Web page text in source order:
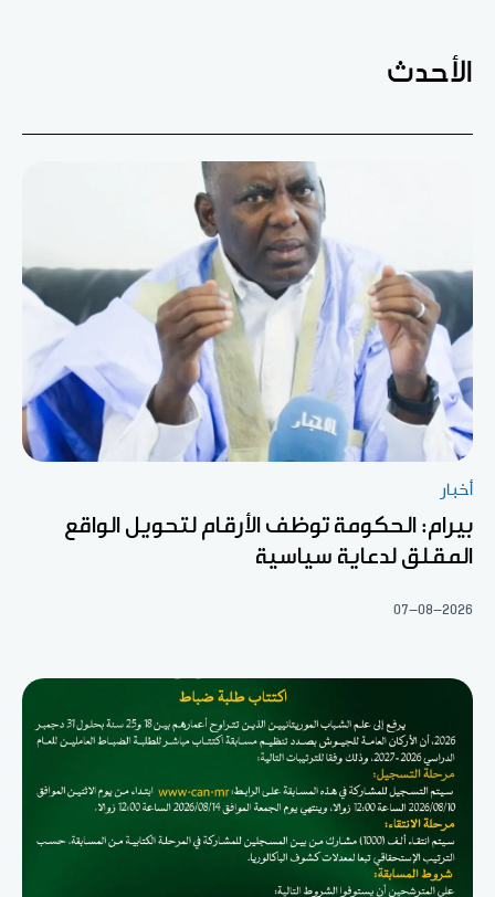
الأحدث
أخبار
بيرام: الحكومة توظف الأرقام لتحويل الواقع
المقلق لدعاية سياسية
07-08-2026